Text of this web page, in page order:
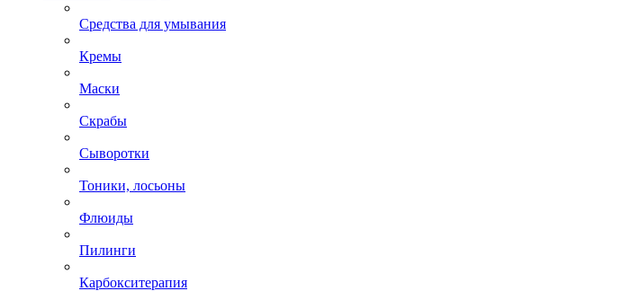
Средства для умывания
Кремы
Маски
Скрабы
Сыворотки
Тоники, лосьоны
Флюиды
Пилинги
Карбокситерапия